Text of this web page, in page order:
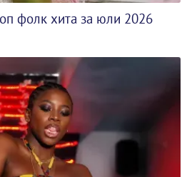
фолк хита за юли 2026